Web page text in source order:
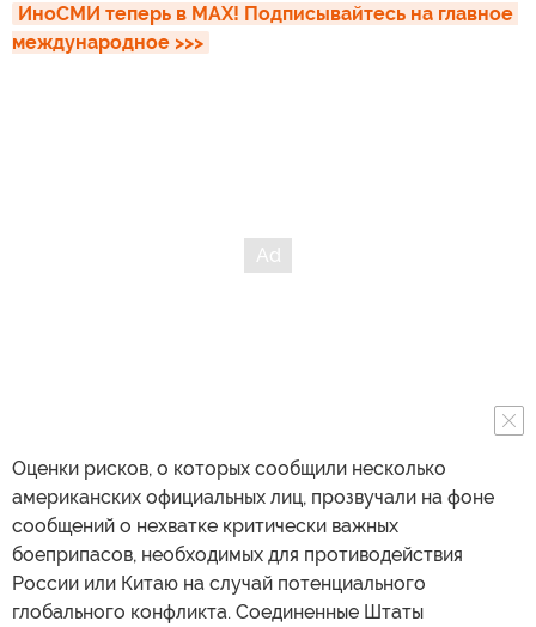
ИноСМИ теперь в MAX! Подписывайтесь на главное
международное >>>
Оценки рисков, о которых сообщили несколько
американских официальных лиц, прозвучали на фоне
сообщений о нехватке критически важных
боеприпасов, необходимых для противодействия
России или Китаю на случай потенциального
глобального конфликта. Соединенные Штаты